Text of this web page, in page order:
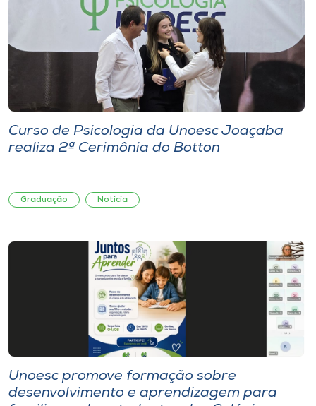
Curso de Psicologia da Unoesc Joaçaba
realiza 2ª Cerimônia do Botton
Graduação Notícia
Unoesc promove formação sobre
desenvolvimento e aprendizagem para